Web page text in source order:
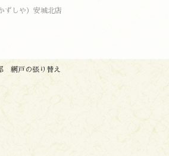
ずしや）安城北店
網戸の張り替え